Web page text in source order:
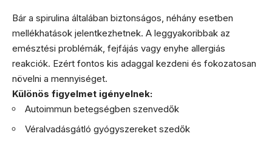
Bár a spirulina általában biztonságos, néhány esetben
mellékhatások jelentkezhetnek. A leggyakoribbak az
emésztési problémák, fejfájás vagy enyhe allergiás
reakciók. Ezért fontos kis adaggal kezdeni és fokozatosan
növelni a mennyiséget.
Különös figyelmet igényelnek:
Autoimmun betegségben szenvedők
Véralvadásgátló gyógyszereket szedők